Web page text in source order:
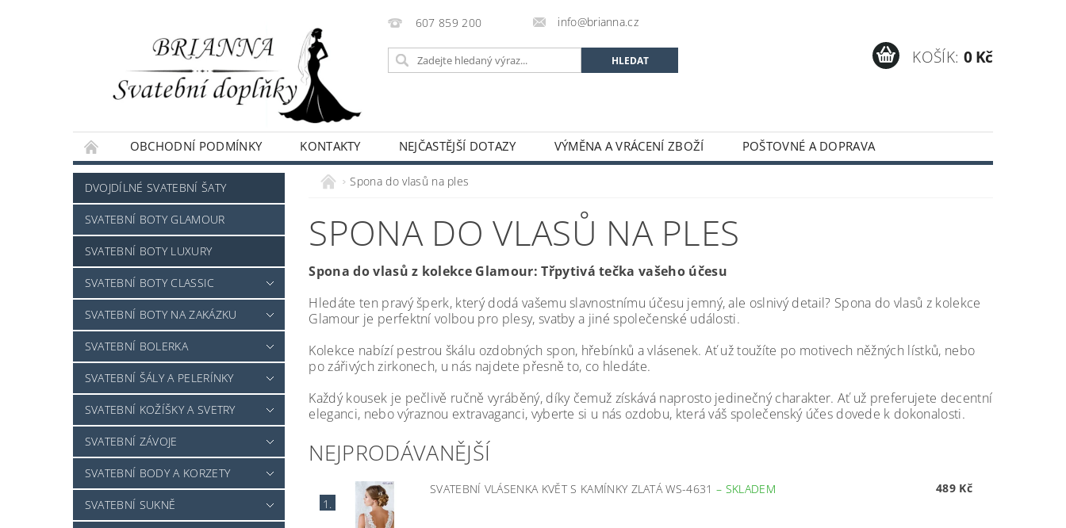
607 859 200 info@brianna.cz
KOŠÍK: 0 Kč
OBCHODNÍ PODMÍNKY KONTAKTY NEJČASTĚJŠÍ DOTAZY VÝMĚNA A VRÁCENÍ ZBOŽÍ
POŠTOVNÉ A DOPRAVA
NAPIŠTE NÁM
DVOJDÍLNÉ SVATEBNÍ ŠATY
SVATEBNÍ BOTY GLAMOUR
SVATEBNÍ BOTY LUXURY
SVATEBNÍ BOTY CLASSIC
SVATEBNÍ BOTY NA ZAKÁZKU
SVATEBNÍ BOLERKA
SVATEBNÍ ŠÁLY A PELERÍNKY
SVATEBNÍ KOŽÍŠKY A SVETRY
SVATEBNÍ ZÁVOJE
SVATEBNÍ BODY A KORZETY
SVATEBNÍ SUKNĚ
Spona do vlasů na ples
SPONA DO VLASŮ NA PLES
Spona do vlasů z kolekce Glamour: Třpytivá tečka vašeho účesu
Hledáte ten pravý šperk, který dodá vašemu slavnostnímu účesu jemný, ale oslnivý detail? Spona do vlasů z kolekce
Glamour je perfektní volbou pro plesy, svatby a jiné společenské události.
Kolekce nabízí pestrou škálu ozdobných spon, hřebínků a vlásenek. Ať už toužíte po motivech něžných lístků, nebo
po zářivých zirkonech, u nás najdete přesně to, co hledáte.
Každý kousek je pečlivě ručně vyráběný, díky čemuž získává naprosto jedinečný charakter. Ať už preferujete decentní
eleganci, nebo výraznou extravaganci, vyberte si u nás ozdobu, která váš společenský účes dovede k dokonalosti.
NEJPRODÁVANĚJŠÍ
1.
SVATEBNÍ VLÁSENKA KVĚT S KAMÍNKY ZLATÁ WS-4631 – SKLADEM 489 Kč